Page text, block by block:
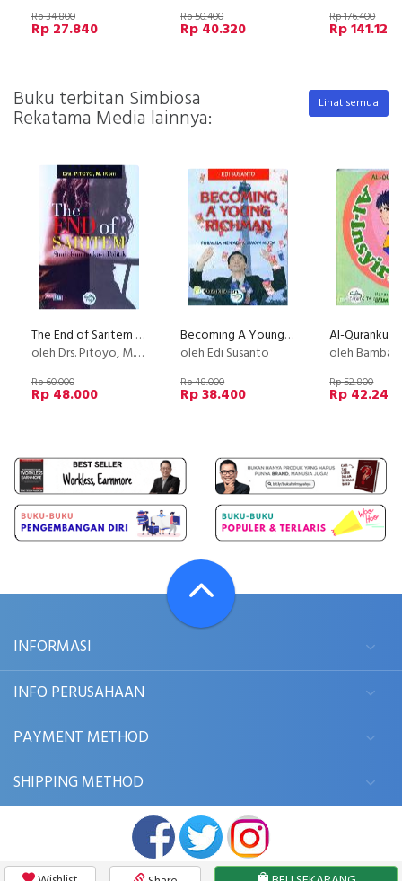
Rp 34.800
Rp 27.840
Rp 50.400
Rp 40.320
Rp 176.400
Rp 141.120
Buku terbitan Simbiosa
Rekatama Media lainnya:
Lihat semua
The End of Saritem - Studi Komunikasi Politik
oleh Drs. Pitoyo, M. Ikom
Rp 60.000
Rp 48.000
Becoming A Young Richman : Formula Menjadi Jutawan Muda
oleh Edi Susanto
Rp 48.000
Rp 38.400
oleh Bambang
Rp 52.800
Rp 42.240
INFORMASI
INFO PERUSAHAAN
PAYMENT METHOD
SHIPPING METHOD